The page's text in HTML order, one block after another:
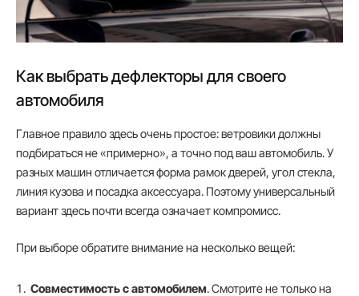
Как выбрать дефлекторы для своего
автомобиля
Главное правило здесь очень простое: ветровики должны
подбираться не «примерно», а точно под ваш автомобиль. У
разных машин отличается форма рамок дверей, угол стекла,
линия кузова и посадка аксессуара. Поэтому универсальный
вариант здесь почти всегда означает компромисс.
При выборе обратите внимание на несколько вещей:
Совместимость с автомобилем. Смотрите не только на